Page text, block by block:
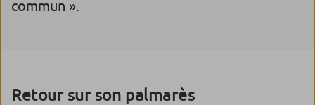
commun ».
Retour sur son palmarès